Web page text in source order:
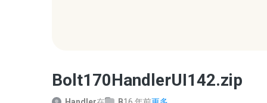
Bolt170HandlerUI142.zip